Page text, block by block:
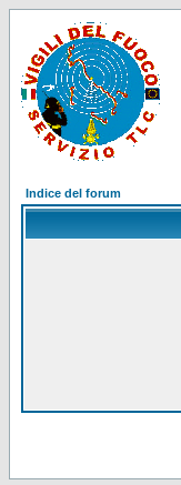
Indice del forum